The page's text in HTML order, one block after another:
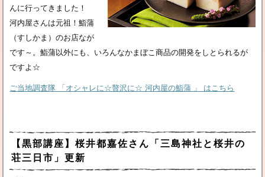
んに行ってきました！
河内屋さんは元祖！鮨蒲
（すしかま）のお店なが
です～。鮨蒲以外にも、いろんなかまぼこ商品の開発をしとられるが
ですよ☆
ご当地調査隊 「オシャレに☆贅沢に☆ 河内屋の鮨蒲 」 はこちら
【黒部講座】桜井都嘉佐さん「三島神社と桜井の
荘三日市」更新